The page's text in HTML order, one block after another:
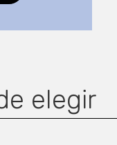
elegir